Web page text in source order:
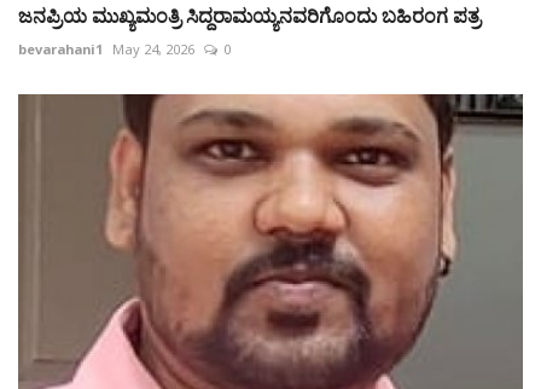
ಜನಪ್ರಿಯ ಮುಖ್ಯಮಂತ್ರಿ ಸಿದ್ದರಾಮಯ್ಯನವರಿಗೊಂದು ಬಹಿರಂಗ ಪತ್ರ
bevarahani1 May 24, 2026 0